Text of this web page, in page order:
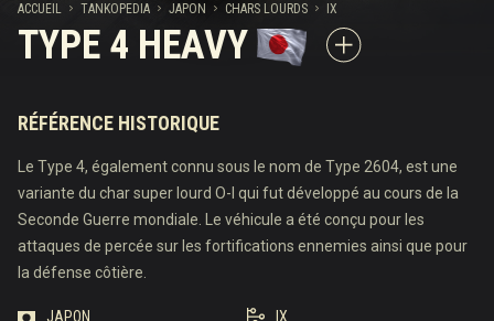
ACCUEIL TANKOPEDIA JAPON CHARS LOURDS IX
TYPE 4 HEAVY
RÉFÉRENCE HISTORIQUE
Le Type 4, également connu sous le nom de Type 2604, est une
variante du char super lourd O-I qui fut développé au cours de la
Seconde Guerre mondiale. Le véhicule a été conçu pour les
attaques de percée sur les fortifications ennemies ainsi que pour
la défense côtière.
JAPON IX